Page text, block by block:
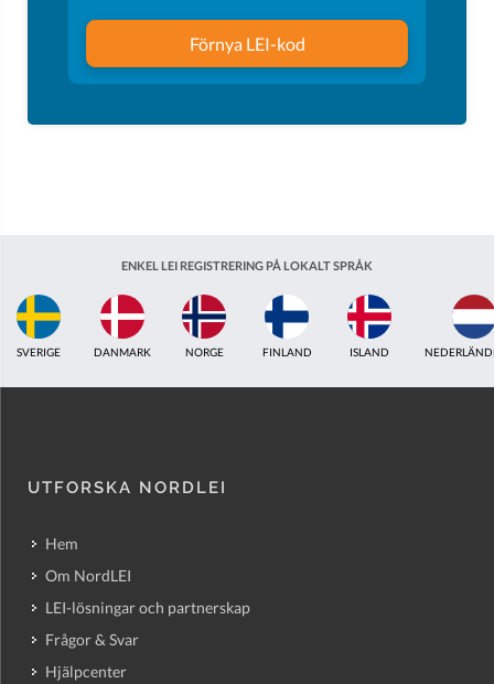
Förnya LEI-kod
ENKEL LEI REGISTRERING PÅ LOKALT SPRÅK
ISLAND NEDERLÄNDERNA STORBRITANNIEN INDIEN
UTFORSKA NORDLEI
Hem
Om NordLEI
LEI-lösningar och partnerskap
Frågor & Svar
Hjälpcenter